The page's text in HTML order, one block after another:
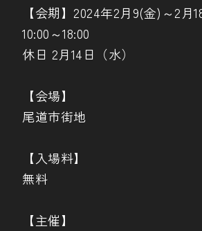
【会期】2024年2月9(金)～2月
10:00～18:00
休日 2月14日（水）
【会場】
尾道市街地
【入場料】
無料
【主催】